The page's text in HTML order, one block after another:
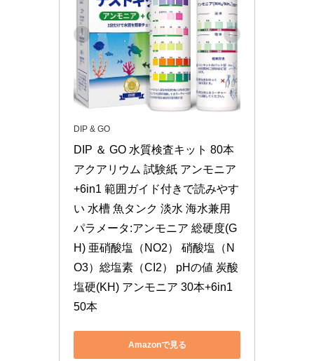
DIP & GO
DIP ＆ GO 水質検査キット 80本
アクアリウム 試験紙 アンモニア
+6in1 範囲ガイド付きで読みやす
い 水槽 魚タンク 淡水 海水兼用
パラメータ:アンモニア 総硬度(G
H) 亜硝酸塩（NO2） 硝酸塩（N
O3）総塩素（CI2） pHの値 炭酸
塩硬(KH) アンモニア 30本+6in1
50本
Amazonで見る